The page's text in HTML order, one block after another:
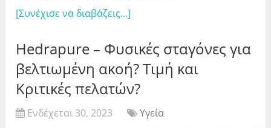
[Συνέχισε να διαβάζεις...]
Hedrapure – Φυσικές σταγόνες για
βελτιωμένη ακοή? Τιμή και
Κριτικές πελατών?
Ενδέχεται 30, 2023 Υγεία